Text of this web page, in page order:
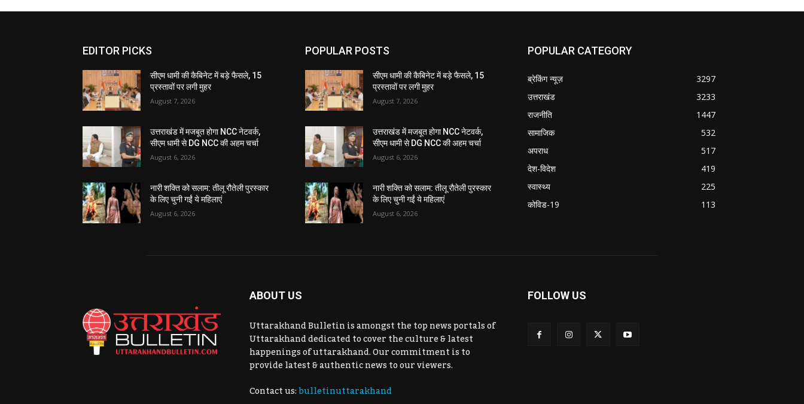
EDITOR PICKS
सीएम धामी की कैबिनेट में बड़े फैसले, 15
प्रस्तावों पर लगी मुहर
August 7, 2026
उत्तराखंड में मजबूत होगा NCC नेटवर्क,
सीएम धामी से DG NCC की अहम चर्चा
August 6, 2026
नारी शक्ति को सलाम: तीलू रौतेली पुरस्कार
के लिए चुनी गईं ये महिलाएं
August 6, 2026
POPULAR POSTS
सीएम धामी की कैबिनेट में बड़े फैसले, 15
प्रस्तावों पर लगी मुहर
August 7, 2026
उत्तराखंड में मजबूत होगा NCC नेटवर्क,
सीएम धामी से DG NCC की अहम चर्चा
August 6, 2026
नारी शक्ति को सलाम: तीलू रौतेली पुरस्कार
के लिए चुनी गईं ये महिलाएं
August 6, 2026
POPULAR CATEGORY
ब्रेकिंग न्यूज़
3297
उत्तराखंड
3233
राजनीति
1447
सामाजिक
532
अपराध
517
देश-विदेश
419
स्वास्थ्य
225
कोविड-19
113
ABOUT US
Uttarakhand Bulletin is amongst the top news portals of
Uttarakhand dedicated to cover the culture & latest
happenings of uttarakhand. Our commitment is to
provide latest & authentic news to our viewers.
Contact us:bulletinuttarakhand
FOLLOW US